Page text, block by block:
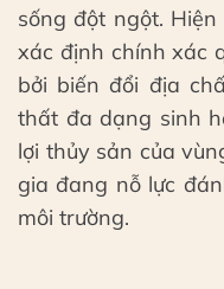
sống đột ngột.
xác định chính xác
bởi biến đổi địa
thất đa dạng sinh
lợi thủy sản của
gia đang nỗ lực
môi trường.